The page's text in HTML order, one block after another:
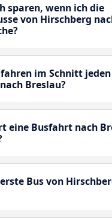
sparen, wenn ich die
von Hirschberg
im Schnitt jeden
Breslau?
eine Busfahrt nach
Bus von